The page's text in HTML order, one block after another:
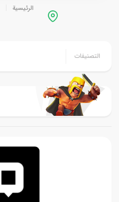
الرئيسية
التصنيفات